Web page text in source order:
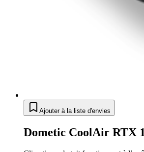
Ajouter à la liste d'envies
Dometic CoolAir RTX